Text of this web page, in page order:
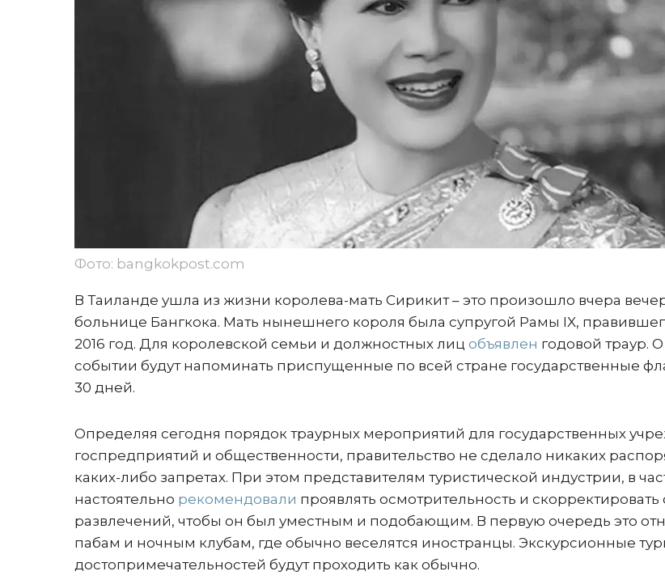
Фото: bangkokpost.com
В Таиланде ушла из жизни королева-мать Сирикит – это произошло вчера
больнице Бангкока. Мать нынешнего короля была супругой Рамы IX,
2016 год. Для королевской семьи и должностных лиц объявлен годовой траур.
событии будут напоминать приспущенные по всей стране государственные
30 дней.
Определяя сегодня порядок траурных мероприятий для государственных
госпредприятий и общественности, правительство не сделало никаких
каких-либо запретах. При этом представителям туристической индустрии, в
настоятельно рекомендовали проявлять осмотрительность и
развлечений, чтобы он был уместным и подобающим. В первую очередь это
пабам и ночным клубам, где обычно веселятся иностранцы. Экскурсионные
достопримечательностей будут проходить как обычно.